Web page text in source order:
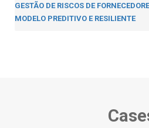
GESTÃO DE RISCOS DE
MODELO PREDITIVO E RESILIENTE